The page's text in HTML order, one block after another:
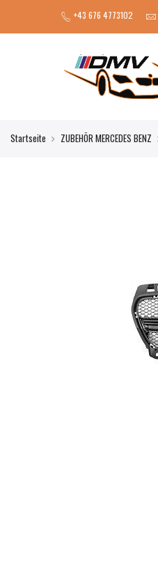
+43 676 4773102
Startseite ZUBEHÖR MERCEDES BENZ